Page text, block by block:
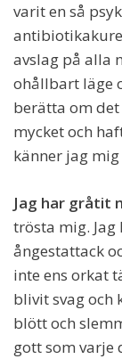
varit en så
avslag på alla
ohållbart läge
berätta om det
mycket och
känner jag
Jag har gråtit
trösta mig.
ångestattack
inte ens orkat
blivit svag och
blött och
gott som varje